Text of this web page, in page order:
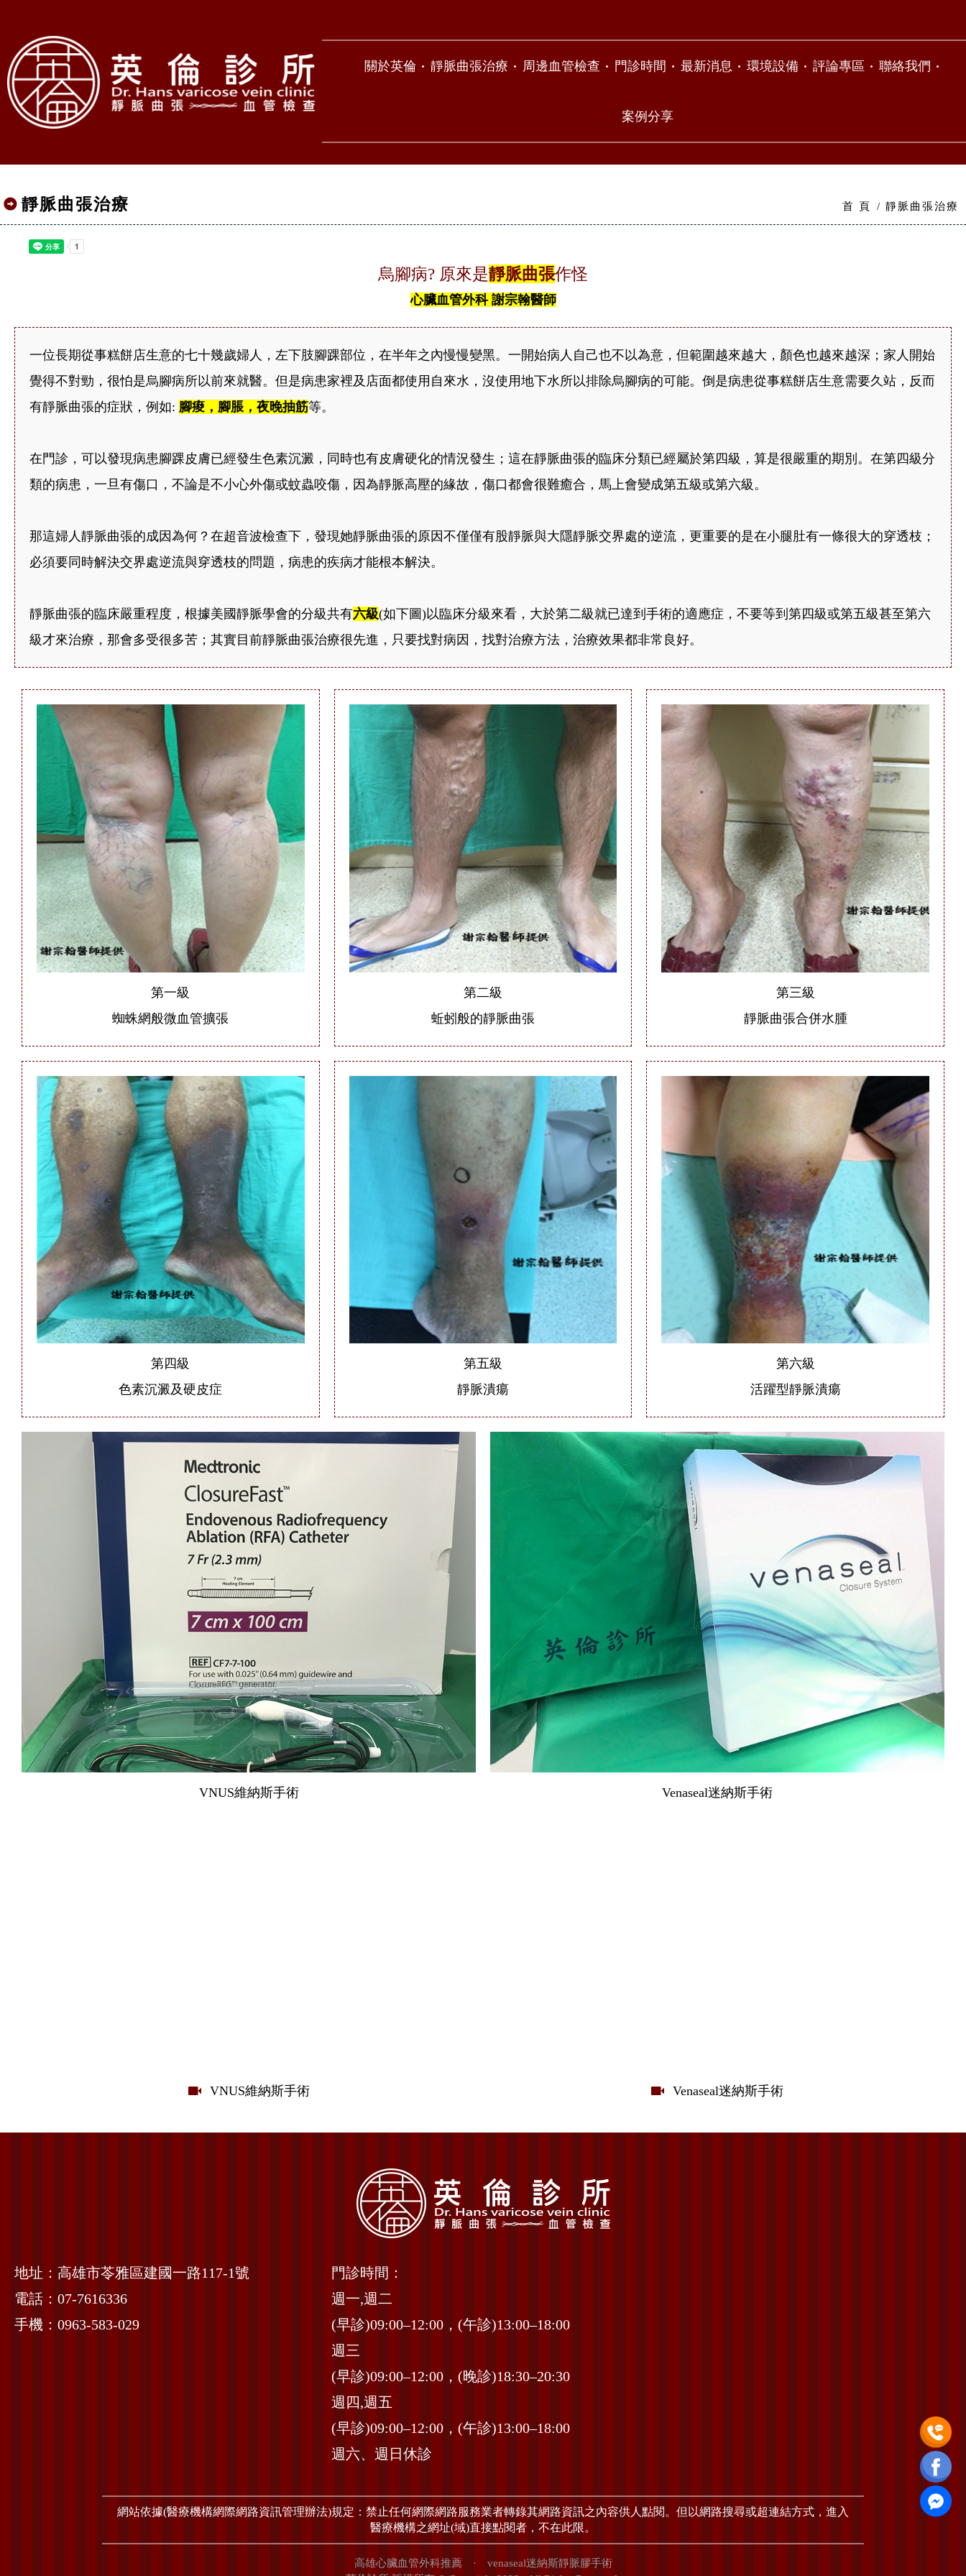
關於英倫 靜脈曲張治療 周邊血管檢查 門診時間 最新消息 環境設備 評論專區 聯絡我們
案例分享
靜脈曲張治療 首 頁 靜脈曲張治療
烏腳病? 原來是靜脈曲張作怪
心臟血管外科 謝宗翰醫師
一位長期從事糕餅店生意的七十幾歲婦人，左下肢腳踝部位，在半年之內慢慢變黑。一開始病人自己也不以為意，但範圍越來越大，顏色也越來越深；家人開始
覺得不對勁，很怕是烏腳病所以前來就醫。但是病患家裡及店面都使用自來水，沒使用地下水所以排除烏腳病的可能。倒是病患從事糕餅店生意需要久站，反而
有靜脈曲張的症狀，例如: 腳痠，腳脹，夜晚抽筋等。
在門診，可以發現病患腳踝皮膚已經發生色素沉澱，同時也有皮膚硬化的情況發生；這在靜脈曲張的臨床分類已經屬於第四級，算是很嚴重的期別。在第四級分
類的病患，一旦有傷口，不論是不小心外傷或蚊蟲咬傷，因為靜脈高壓的緣故，傷口都會很難癒合，馬上會變成第五級或第六級。
那這婦人靜脈曲張的成因為何？在超音波檢查下，發現她靜脈曲張的原因不僅僅有股靜脈與大隱靜脈交界處的逆流，更重要的是在小腿肚有一條很大的穿透枝；
必須要同時解決交界處逆流與穿透枝的問題，病患的疾病才能根本解決。
靜脈曲張的臨床嚴重程度，根據美國靜脈學會的分級共有六級(如下圖)以臨床分級來看，大於第二級就已達到手術的適應症，不要等到第四級或第五級甚至第六
級才來治療，那會多受很多苦；其實目前靜脈曲張治療很先進，只要找對病因，找對治療方法，治療效果都非常良好。
第一級
蜘蛛網般微血管擴張
第二級
蚯蚓般的靜脈曲張
第三級
靜脈曲張合併水腫
第四級
色素沉澱及硬皮症
第五級
靜脈潰瘍
第六級
活躍型靜脈潰瘍
VNUS維納斯手術 Venaseal迷納斯手術
VNUS維納斯手術 Venaseal迷納斯手術
地址：高雄市苓雅區建國一路117-1號
電話：07-7616336
手機：0963-583-029
門診時間：
週一,週二
(早診)09:00–12:00，(午診)13:00–18:00
週三
(早診)09:00–12:00，(晚診)18:30–20:30
週四,週五
(早診)09:00–12:00，(午診)13:00–18:00
週六、週日休診
網站依據(醫療機構網際網路資訊管理辦法)規定：禁止任何網際網路服務業者轉錄其網路資訊之內容供人點閱。但以網路搜尋或超連結方式，進入
醫療機構之網址(域)直接點閱者，不在此限。
高雄心臟血管外科推薦 · venaseal迷納斯靜脈膠手術